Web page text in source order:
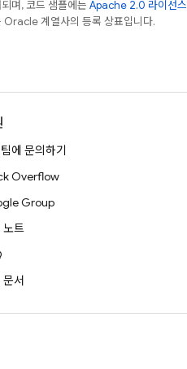
며, 코드 샘플에는 Apache 2.0 라이선스
계열사의 등록 상표입니다.
에 문의하기
Overflow
Group
노트
문서